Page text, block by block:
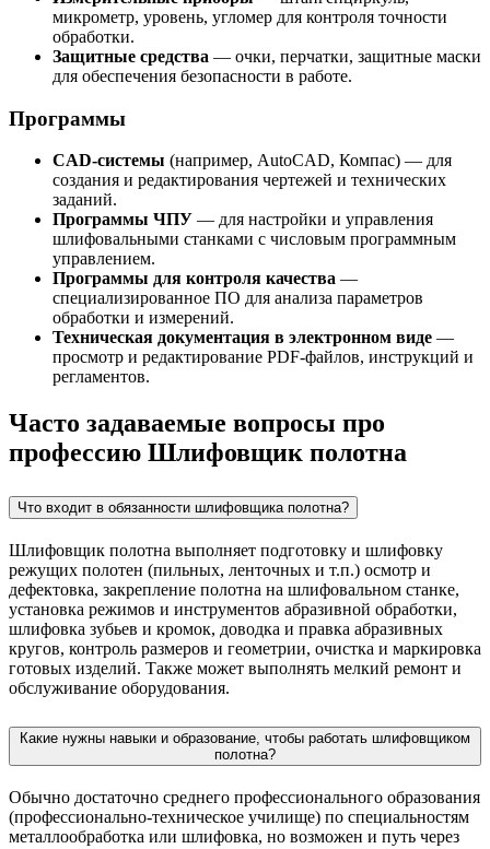
микрометр, уровень, угломер для контроля точности
обработки.
Защитные средства — очки, перчатки, защитные маски
для обеспечения безопасности в работе.
Программы
CAD-системы (например, AutoCAD, Компас) — для
создания и редактирования чертежей и технических
заданий.
Программы ЧПУ — для настройки и управления
шлифовальными станками с числовым программным
управлением.
Программы для контроля качества —
специализированное ПО для анализа параметров
обработки и измерений.
Техническая документация в электронном виде —
просмотр и редактирование PDF-файлов, инструкций и
регламентов.
Часто задаваемые вопросы про
профессию Шлифовщик полотна
Что входит в обязанности шлифовщика полотна?
Шлифовщик полотна выполняет подготовку и шлифовку
режущих полотен (пильных, ленточных и т.п.) осмотр и
дефектовка, закрепление полотна на шлифовальном станке,
установка режимов и инструментов абразивной обработки,
шлифовка зубьев и кромок, доводка и правка абразивных
кругов, контроль размеров и геометрии, очистка и маркировка
готовых изделий. Также может выполнять мелкий ремонт и
обслуживание оборудования.
Какие нужны навыки и образование, чтобы работать шлифовщиком
полотна?
Обычно достаточно среднего профессионального образования
(профессионально-техническое училище) по специальностям
металлообработка или шлифовка, но возможен и путь через